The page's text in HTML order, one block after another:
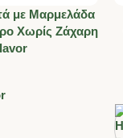
με Μαρμελάδα
Χωρίς Ζάχαρη